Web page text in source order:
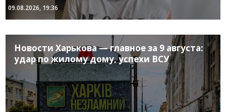
09.08.2026, 19:36
Новости Харькова — главное за 9 августа:
удар по жилому дому, успехи ВСУ